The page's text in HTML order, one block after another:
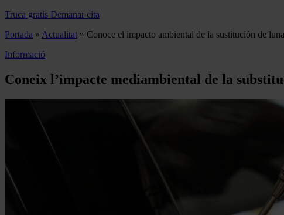
Truca gratis Demanar cita
Portada » Actualitat » Conoce el impacto ambiental de la sustitución de
Informació
Coneix l’impacte mediambiental de la